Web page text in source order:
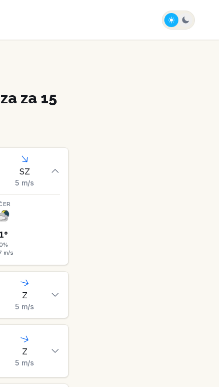
za 15
SZ
5 m/s
°
0%
m/s
Z
5 m/s
Z
5 m/s